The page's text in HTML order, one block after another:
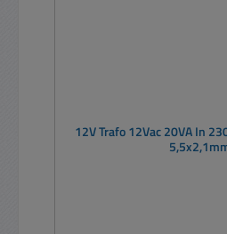
12V Trafo 12Vac 20VA In